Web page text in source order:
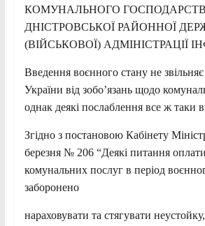
КОМУНАЛЬНОГО
ДНІСТРОВСЬКОЇ РАЙОННОЇ
(ВІЙСЬКОВОЇ) АДМІНІСТРАЦІЇ
Введення воєнного стану не
України від зобоʼязань щодо
однак деякі послаблення все ж таки
Згідно з постановою Кабінету
березня № 206 “Деякі питання
комунальних послуг в період
заборонено
нараховувати та стягувати